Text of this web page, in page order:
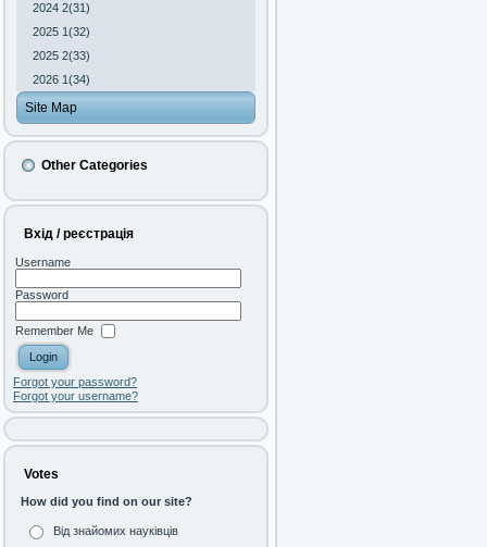
2024 2(31)
2025 1(32)
2025 2(33)
2026 1(34)
Site Map
Other Categories
Вхід / реєстрація
Username
Password
Remember Me
Forgot your password?
Forgot your username?
Votes
How did you find on our site?
Від знайомих науківців